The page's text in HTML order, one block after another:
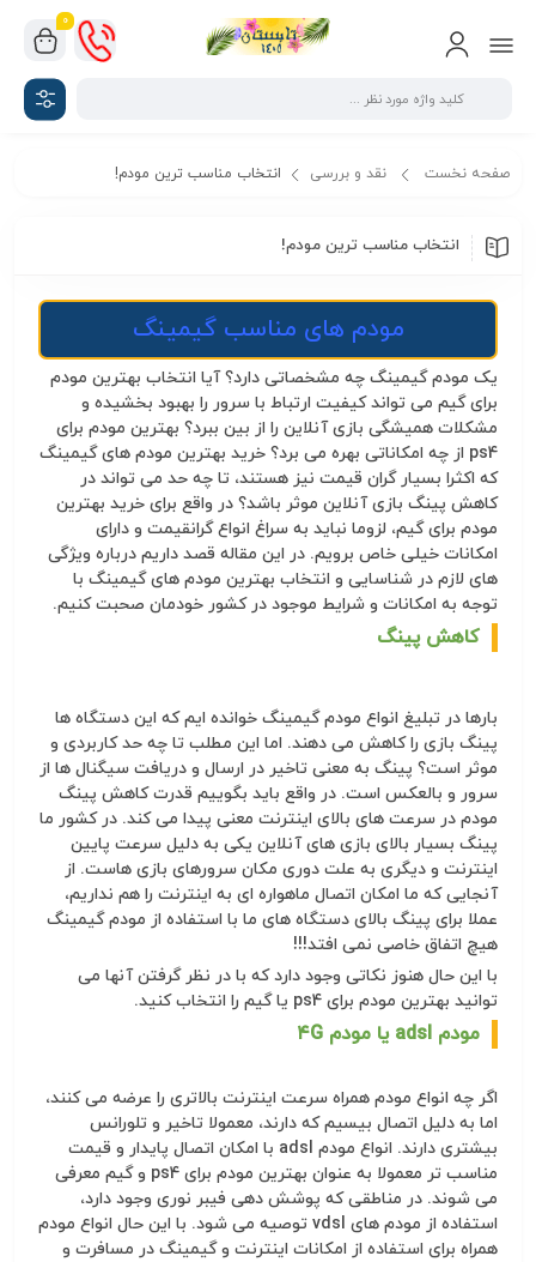
0
صفحه نخست نقد و بررسی انتخاب مناسب ترین مودم!
انتخاب مناسب ترین مودم!
مودم های مناسب گیمینگ
یک مودم گیمینگ چه مشخصاتی دارد؟ آیا انتخاب بهترین مودم
برای گیم می تواند کیفیت ارتباط با سرور را بهبود بخشیده و
مشکلات همیشگی بازی آنلاین را از بین ببرد؟ بهترین مودم برای
ps4 از چه امکاناتی بهره می برد؟ خرید بهترین مودم های گیمینگ
که اکثرا بسیار گران قیمت نیز هستند، تا چه حد می تواند در
کاهش پینگ بازی آنلاین موثر باشد؟ در واقع برای خرید بهترین
مودم برای گیم، لزوما نباید به سراغ انواع گرانقیمت و دارای
امکانات خیلی خاص برویم. در این مقاله قصد داریم درباره ویژگی
های لازم در شناسایی و انتخاب بهترین مودم های گیمینگ با
توجه به امکانات و شرایط موجود در کشور خودمان صحبت کنیم.
کاهش پینگ
بارها در تبلیغ انواع مودم گیمینگ خوانده ایم که این دستگاه ها
پینگ بازی را کاهش می دهند. اما این مطلب تا چه حد کاربردی و
موثر است؟ پینگ به معنی تاخیر در ارسال و دریافت سیگنال ها از
سرور و بالعکس است. در واقع باید بگوییم قدرت کاهش پینگ
مودم در سرعت های بالای اینترنت معنی پیدا می کند. در کشور ما
پینگ بسیار بالای بازی های آنلاین یکی به دلیل سرعت پایین
اینترنت و دیگری به علت دوری مکان سرورهای بازی هاست. از
آنجایی که ما امکان اتصال ماهواره ای به اینترنت را هم نداریم،
عملا برای پینگ بالای دستگاه های ما با استفاده از مودم گیمینگ
هیچ اتفاق خاصی نمی افتد!!!
با این حال هنوز نکاتی وجود دارد که با در نظر گرفتن آنها می
توانید بهترین مودم برای ps4 یا گیم را انتخاب کنید.
مودم adsl یا مودم ۴G
اگر چه انواع مودم همراه سرعت اینترنت بالاتری را عرضه می کنند،
اما به دلیل اتصال بیسیم که دارند، معمولا تاخیر و تلورانس
بیشتری دارند. انواع مودم adsl با امکان اتصال پایدار و قیمت
مناسب تر معمولا به عنوان بهترین مودم برای ps4 و گیم معرفی
می شوند. در مناطقی که پوشش دهی فیبر نوری وجود دارد،
استفاده از مودم های vdsl توصیه می شود. با این حال انواع مودم
همراه برای استفاده از امکانات اینترنت و گیمینگ در مسافرت و